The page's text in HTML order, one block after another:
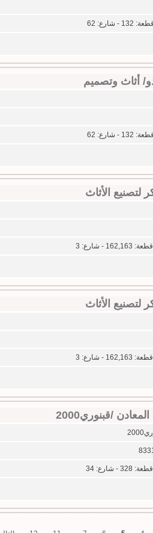
62
أثاث وتصميم
62
لتصنيع الأثاث
- شارع: 3
لتصنيع الأثاث
- شارع: 3
/قبنوري2000
شارع: 34